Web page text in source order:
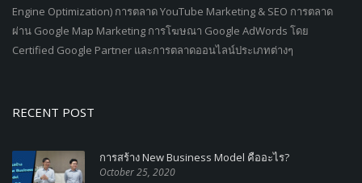
Engine Optimization) การตลาด YouTube Marketing & SEO การตลาด
ผ่าน Google Map Marketing การโฆษณา Google AdWords โดย
Certified Google Partner และการตลาดออนไลน์ประเภทต่างๆ
RECENT POST
การสร้าง New Business Model คืออะไร?
October 25, 2020